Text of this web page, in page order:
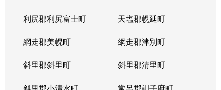
利尻郡利尻富士町 天塩郡幌延町
網走郡美幌町 網走郡津別町
斜里郡斜里町 斜里郡清里町